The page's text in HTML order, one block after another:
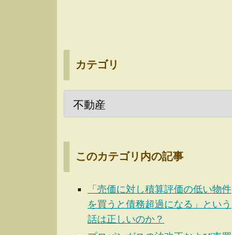
カテゴリ
このカテゴリ内の記事
「売価に対し積算評価の低い物件
を買うと債務超過になる」という
話は正しいのか？